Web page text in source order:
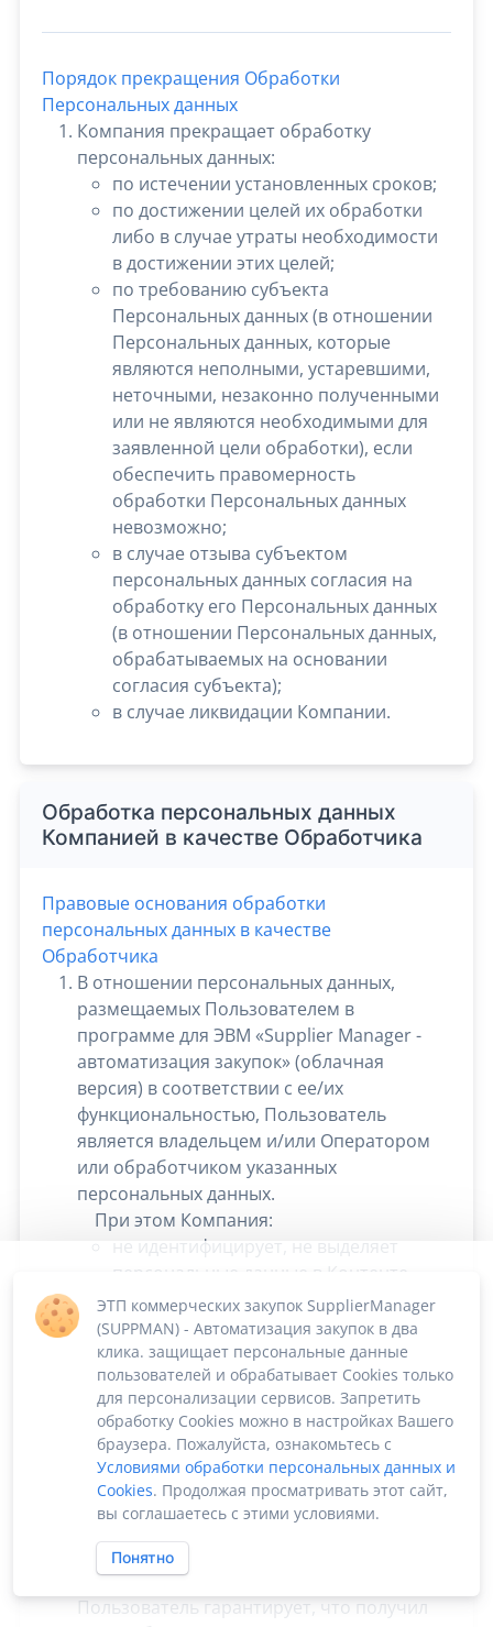
Порядок прекращения Обработки
Персональных данных
Компания прекращает обработку
персональных данных:
по истечении установленных сроков;
по достижении целей их обработки
либо в случае утраты необходимости
в достижении этих целей;
по требованию субъекта
Персональных данных (в отношении
Персональных данных, которые
являются неполными, устаревшими,
неточными, незаконно полученными
или не являются необходимыми для
заявленной цели обработки), если
обеспечить правомерность
обработки Персональных данных
невозможно;
в случае отзыва субъектом
персональных данных согласия на
обработку его Персональных данных
(в отношении Персональных данных,
обрабатываемых на основании
согласия субъекта);
в случае ликвидации Компании.
Обработка персональных данных
Компанией в качестве Обработчика
Правовые основания обработки
персональных данных в качестве
Обработчика
В отношении персональных данных,
размещаемых Пользователем в
программе для ЭВМ «Supplier Manager -
автоматизация закупок» (облачная
версия) в соответствии с ее/их
функциональностью, Пользователь
является владельцем и/или Оператором
или обработчиком указанных
персональных данных.
При этом Компания:
не идентифицирует, не выделяет
персональные данные в Контенте
пользователя;
осуществляет обработку в виде
хранение Контента пользователя и
распространяет режим безопасности
и конфиденциальности в
соответствии с инструкциями
Пользователя, изложенными в
Поручении на обработку
персональных данных.
При размещении (с целью хранения)
персональных данных третьих лиц
Пользователь гарантирует, что получил